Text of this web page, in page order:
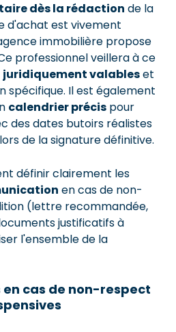
dès la rédaction de la
d'achat est vivement
immobilière propose
professionnel veillera à ce
juridiquement valableset
spécifique. Il est également
calendrier précis pour
des dates butoirs réalistes
de la signature définitive.
définir clairement les
en cas de non-
(lettre recommandée,
justificatifs à
l'ensemble de la
en cas de non-respect